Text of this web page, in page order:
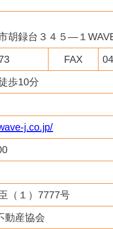
胡録台３４５―１
FAX
歩10分
j.co.jp/
（１）7777号
動産協会